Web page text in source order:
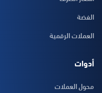
الفضة
العملات الرقمية
أدوات
محول العملات